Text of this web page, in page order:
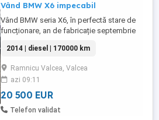
Vând BMW X6 impecabil
Vând BMW seria X6, în perfectă stare de
funcționare, an de fabricație septembrie
170000 km reali, istoric service in
reprezentanta BMW, toate actele la zi,
foarte bine întreținut. Ofer mai multe detalii
la nr de tel din anunț. Prețul este ușor
negociabil. Nu accept ...
2014 | diesel | 170000 km
Ramnicu Valcea, Valcea
azi 09:11
20 500 EUR
Telefon validat